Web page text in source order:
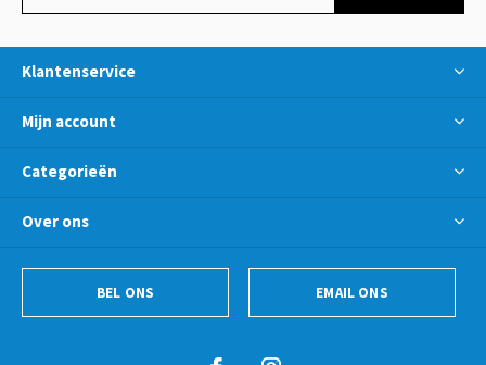
Klantenservice
Mijn account
Categorieën
Over ons
BEL ONS EMAIL ONS